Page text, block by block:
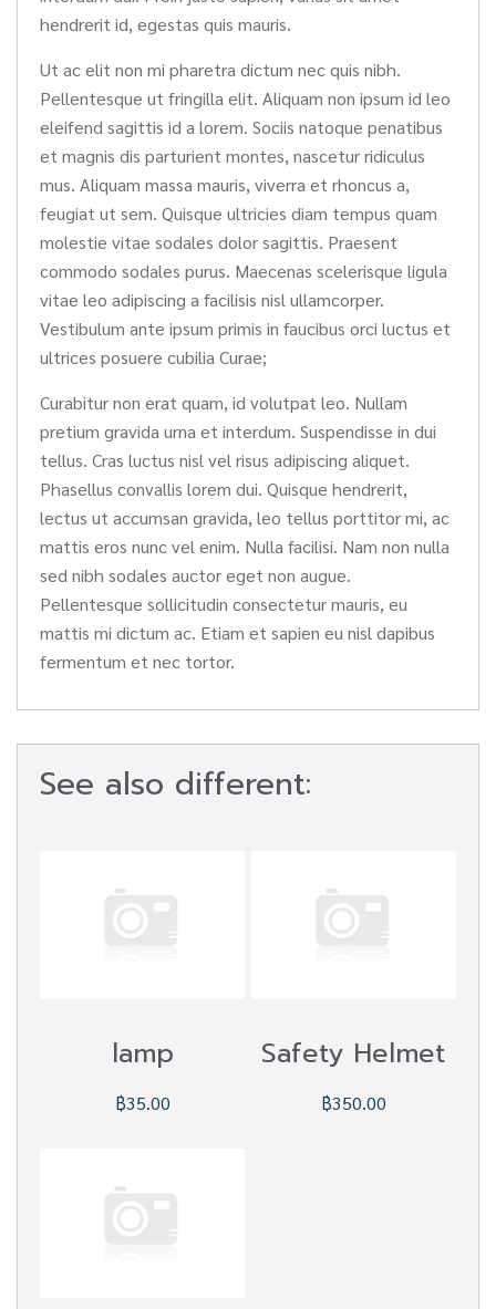
hendrerit id, egestas quis mauris.
Ut ac elit non mi pharetra dictum nec quis nibh.
Pellentesque ut fringilla elit. Aliquam non ipsum id leo
eleifend sagittis id a lorem. Sociis natoque penatibus
et magnis dis parturient montes, nascetur ridiculus
mus. Aliquam massa mauris, viverra et rhoncus a,
feugiat ut sem. Quisque ultricies diam tempus quam
molestie vitae sodales dolor sagittis. Praesent
commodo sodales purus. Maecenas scelerisque ligula
vitae leo adipiscing a facilisis nisl ullamcorper.
Vestibulum ante ipsum primis in faucibus orci luctus et
ultrices posuere cubilia Curae;
Curabitur non erat quam, id volutpat leo. Nullam
pretium gravida urna et interdum. Suspendisse in dui
tellus. Cras luctus nisl vel risus adipiscing aliquet.
Phasellus convallis lorem dui. Quisque hendrerit,
lectus ut accumsan gravida, leo tellus porttitor mi, ac
mattis eros nunc vel enim. Nulla facilisi. Nam non nulla
sed nibh sodales auctor eget non augue.
Pellentesque sollicitudin consectetur mauris, eu
mattis mi dictum ac. Etiam et sapien eu nisl dapibus
fermentum et nec tortor.
See also different:
lamp
฿35.00
Safety Helmet
฿350.00